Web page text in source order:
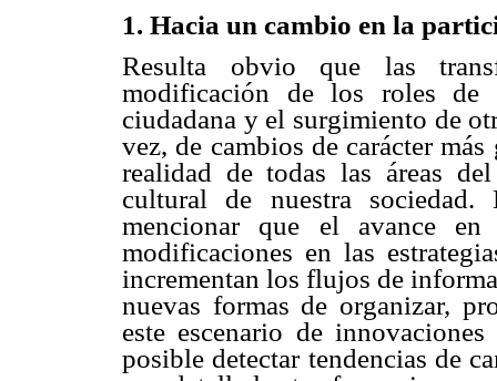
1. Hacia un cambio en la
Resulta obvio que las
modificación de los roles de
ciudadana y el surgimiento de
vez, de cambios de carácter
realidad de todas las áreas
cultural de nuestra
mencionar que el avance
modificaciones en las
incrementan los flujos de
nuevas formas de organizar,
este escenario de
posible detectar tendencias de